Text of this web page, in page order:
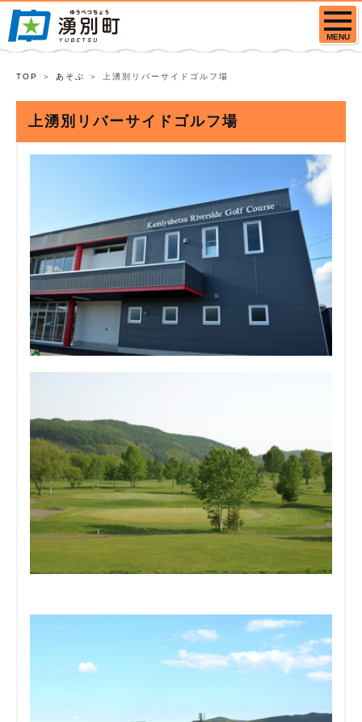
MENU
TOP あそぶ 上湧別リバーサイドゴルフ場
上湧別リバーサイドゴルフ場